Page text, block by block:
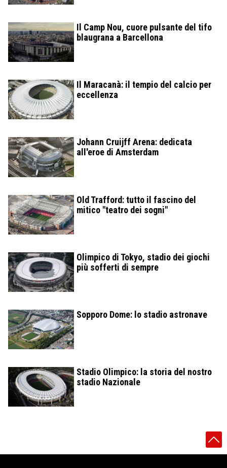
Il Camp Nou, cuore pulsante del tifo
blaugrana a Barcellona
Il Maracanà: il tempio del calcio per
eccellenza
Johann Cruijff Arena: dedicata
all'eroe di Amsterdam
Old Trafford: tutto il fascino del
mitico "teatro dei sogni"
Olimpico di Tokyo, stadio dei giochi
più sofferti di sempre
Sopporo Dome: lo stadio astronave
Stadio Olimpico: la storia del nostro
stadio Nazionale